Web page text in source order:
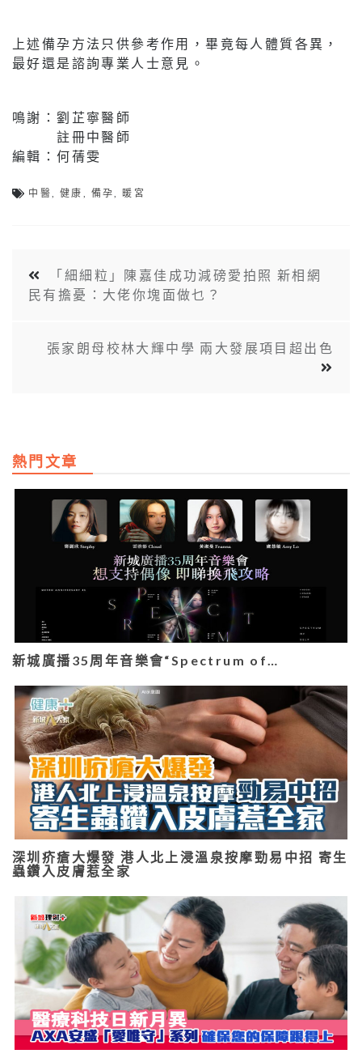
上述備孕方法只供參考作用，畢竟每人體質各異，
最好還是諮詢專業人士意見。
鳴謝：劉芷寧醫師
註冊中醫師
編輯：何蒨雯
中醫 ,健康 備孕 暖宮
「細細粒」陳嘉佳成功減磅愛拍照 新相網
民有擔憂：大佬你塊面做乜？
張家朗母校林大輝中學 兩大發展項目超出色
熱門文章
新城廣播35周年音樂會“Spectrum of…
深圳疥瘡大爆發 港人北上浸溫泉按摩勁易中招 寄生
蟲鑽入皮膚惹全家